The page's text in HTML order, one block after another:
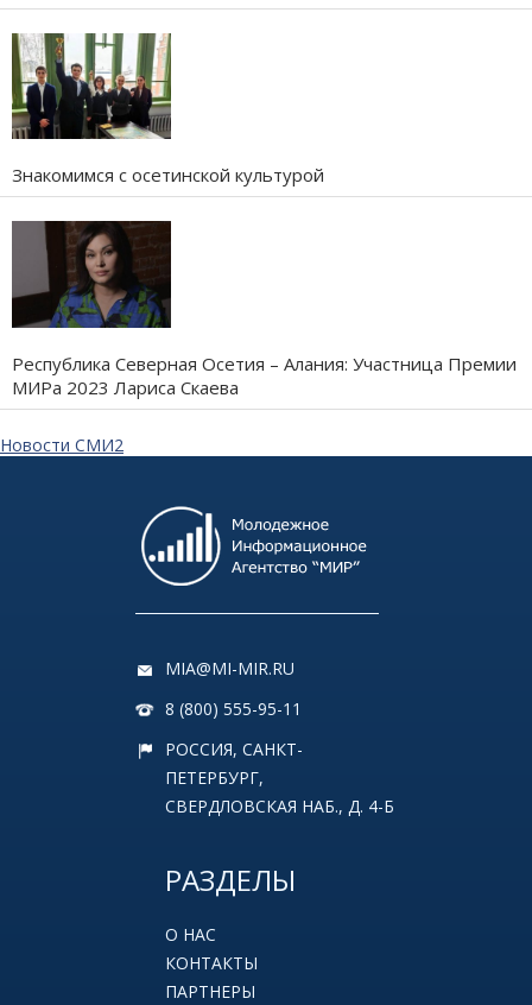
Знакомимся с осетинской культурой
Республика Северная Осетия – Алания: Участница Премии
МИРа 2023 Лариса Скаева
Новости СМИ2
MIA@MI-MIR.RU
8 (800) 555-95-11
РОССИЯ, САНКТ-
ПЕТЕРБУРГ,
СВЕРДЛОВСКАЯ НАБ., Д. 4-Б
РАЗДЕЛЫ
О НАС
КОНТАКТЫ
ПАРТНЕРЫ